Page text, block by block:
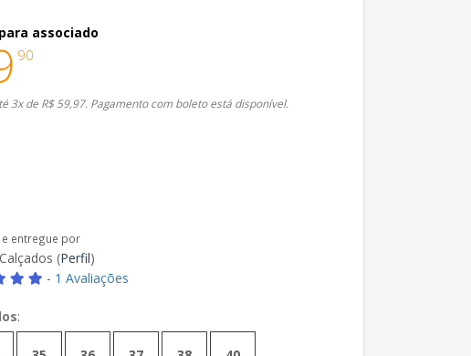
associado
90
3x de R$ 59,97. Pagamento com boleto está disponível.
entregue por
(Perfil)
- 1 Avaliações
: